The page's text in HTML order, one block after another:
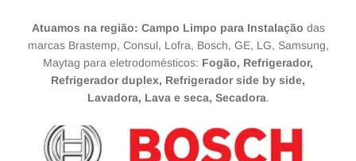
Atuamos na região: Campo Limpo para Instalação das
marcas Brastemp, Consul, Lofra, Bosch, GE, LG, Samsung,
Maytag para eletrodomésticos: Fogão, Refrigerador,
Refrigerador duplex, Refrigerador side by side,
Lavadora, Lava e seca, Secadora.